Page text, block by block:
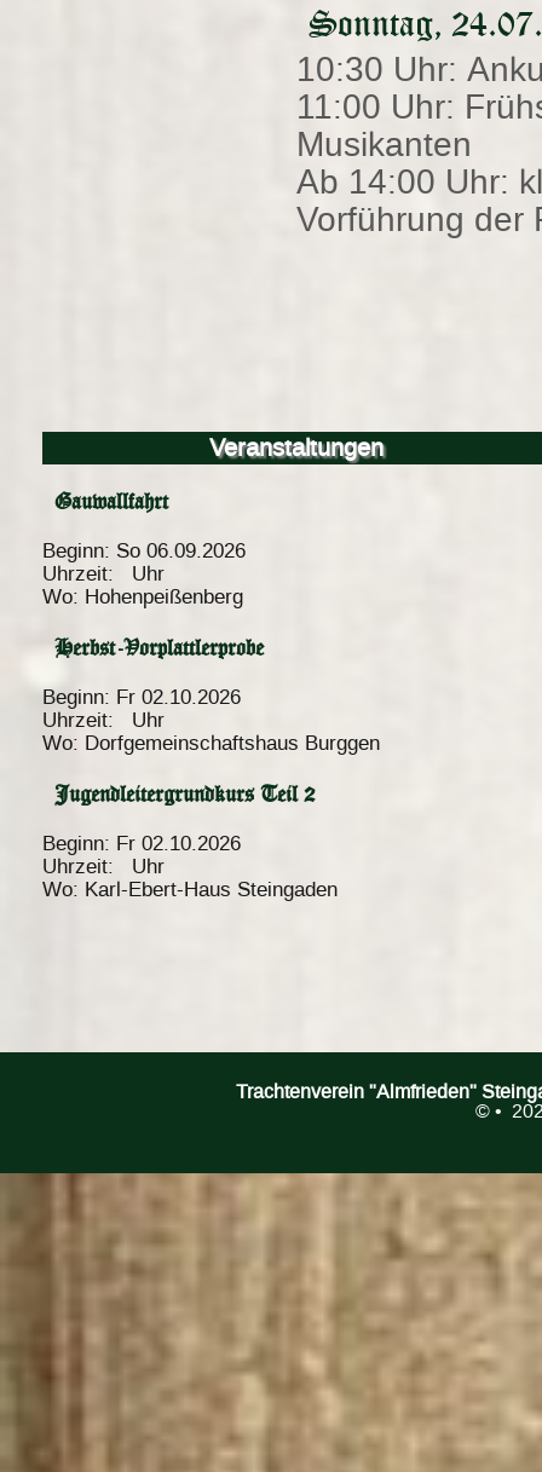
Trachtenverein "Almfrieden"
© •
Sonntag,
10:30 Uhr:
11:00 Uhr:
Musikanten
Ab 14:00 Uhr:
Vorführung der
Veranstaltungen
Gauwallfahrt
Beginn: So 06.09.2026
Uhrzeit: Uhr
Wo: Hohenpeißenberg
Herbst-Vorplattlerprobe
Beginn: Fr 02.10.2026
Uhrzeit: Uhr
Wo: Dorfgemeinschaftshaus Burggen
Jugendleitergrundkurs Teil 2
Beginn: Fr 02.10.2026
Uhrzeit: Uhr
Wo: Karl-Ebert-Haus Steingaden